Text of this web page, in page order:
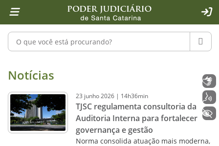
1 Ir para o conteúdo
2 Ir para a ferramenta de acessibilidade - Rybená
4 Ir para o menu principal
5 Ir para a pesquisa
6 Ir para o rodapé
7 Ir para a página inicial
Pesquisar no portal
Notícias - Imprensa - Poder
Notícias
23 junho2026 | 14h36min
TJSC regulamenta consultoria da
Auditoria Interna para fortalecer
governança e gestão
Norma consolida atuação mais moderna,
+ Acessibilidade